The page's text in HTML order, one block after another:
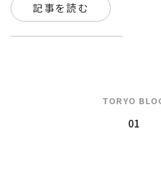
記事を読む
TORYO
01